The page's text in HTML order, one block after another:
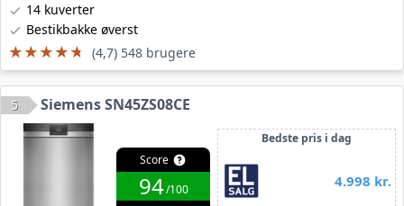
14 kuverter
Bestikbakke øverst
★★★★★
★★★★★ (4,7) 548 brugere
5 Siemens SN45ZS08CE
Score
94/100
Bedste pris i dag
4.998 kr.